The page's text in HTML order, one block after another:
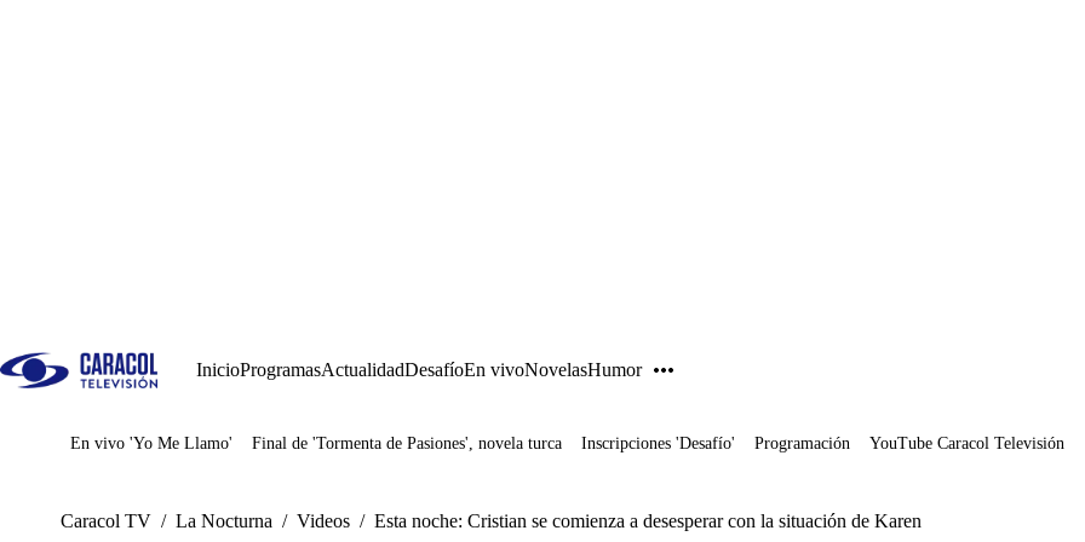
InicioProgramasActualidadDesafíoEn vivoNovelasHumor
Juegos
En vivo 'Yo Me Llamo' Final de 'Tormenta de Pasiones', novela turca Inscripciones 'Desafío' Programación YouTube Caracol Televisión
Caracol TV / La Nocturna / Videos / Esta noche: Cristian se comienza a desesperar con la situación de Karen